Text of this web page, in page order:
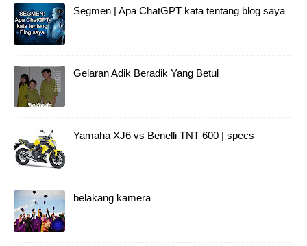
Segmen | Apa ChatGPT kata tentang blog saya
Gelaran Adik Beradik Yang Betul
Yamaha XJ6 vs Benelli TNT 600 | specs
belakang kamera